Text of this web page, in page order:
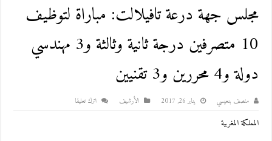
مجلس جهة درعة تافيلالت: مباراة لتوظيف
10 متصرفين درجة ثانية وثالثة و3 مهندسي
دولة و4 محررين و3 تقنيين
منصف بنعيسي يناير 26, 2017 اﻷرشيف اترك تعليقا
المملكة المغربية